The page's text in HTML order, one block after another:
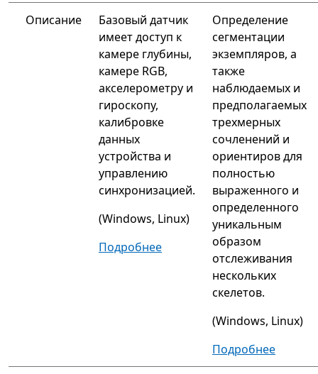
Описание
Базовый датчик
имеет доступ к
камере глубины,
камере RGB,
акселерометру и
гироскопу,
калибровке
данных
устройства и
управлению
синхронизацией.
(Windows, Linux)
Подробнее
Определение
сегментации
экземпляров, а
также
наблюдаемых и
предполагаемых
трехмерных
сочленений и
ориентиров для
полностью
выраженного и
определенного
уникальным
образом
отслеживания
нескольких
скелетов.
(Windows, Linux)
Подробнее